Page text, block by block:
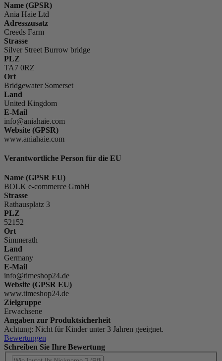
Name (GPSR)
Ania Haie Ltd
Adresszusatz
Creeds Farm
Strasse
Silver Street Burrow bridge
PLZ
TA7 0RZ
Ort
Bridgewater Somerset
Land
United Kingdom
E-Mail
info@aniahaie.com
Website (GPSR)
www.aniahaie.com
Verantwortliche Person für die EU
Name (GPSR EU)
BOLK e-commerce GmbH
Strasse
Rathausplatz 3
PLZ
52152
Ort
Simmerath
Land
Germany
E-Mail
info@timeshop24.de
Website (GPSR EU)
www.timeshop24.de
Zielgruppe
Erwachsene
Angaben zur Produktsicherheit
Achtung: Nicht für Kinder unter 3 Jahren geeignet.
Bewertungen
Schreiben Sie Ihre Bewertung